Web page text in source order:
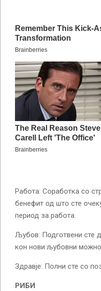
Работа: Соработка со
бенефит од што сте
период за работа.
Љубов: Подготвени сте
кон нови љубовни
Здравје: Полни сте со
РИБИ